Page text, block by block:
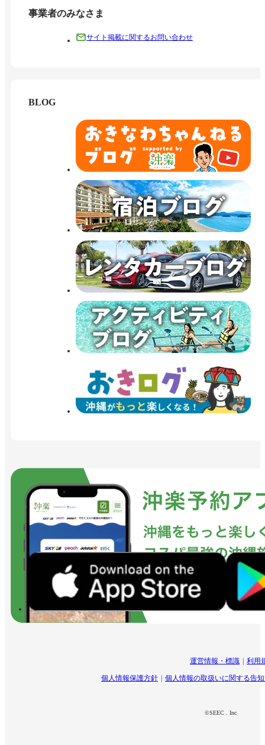
事業者のみなさま
サイト掲載に関するお問い合わせ
BLOG
運営情報・標識 利用
個人情報保護方針 個人情報の取扱いに関する告
©SEEC . Inc